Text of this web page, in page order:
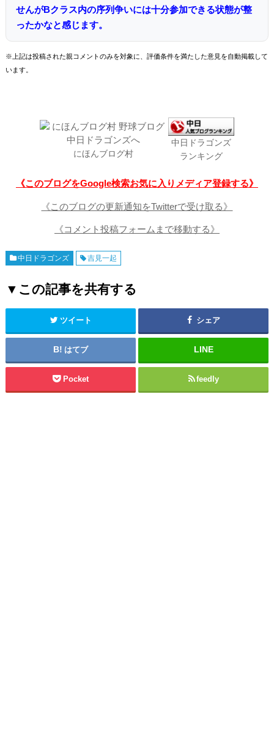
せんがBクラス内の序列争いには十分参加できる状態が整
ったかなと感じます。
※上記は投稿された親コメントのみを対象に、評価条件を満たした意見を自動掲載して
います。
にほんブログ村
中日ドラゴンズ
ランキング
《このブログをGoogle検索お気に入りメディア登録する》
《このブログの更新通知をTwitterで受け取る》
《コメント投稿フォームまで移動する》
中日ドラゴンズ 吉見一起
▼この記事を共有する
ツイート シェア
はてブ
Pocket feedly